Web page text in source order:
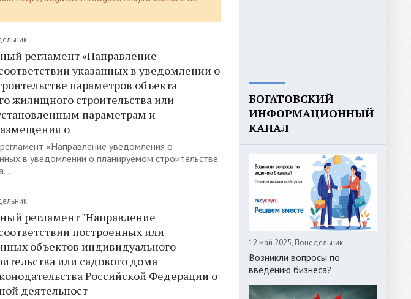
регламент «Направление
указанных в уведомлении о
параметров объекта
жилищного строительства или
параметрам и
о
«Направление уведомления о
в уведомлении о планируемом строительстве
регламент "Направление
построенных или
объектов индивидуального
или садового дома
Российской Федерации о
деятельност
БОГАТОВСКИЙ
ИНФОРМАЦИОННЫЙ
КАНАЛ
12 май 2025, Понедельник
Возникли вопросы по
введению бизнеса?